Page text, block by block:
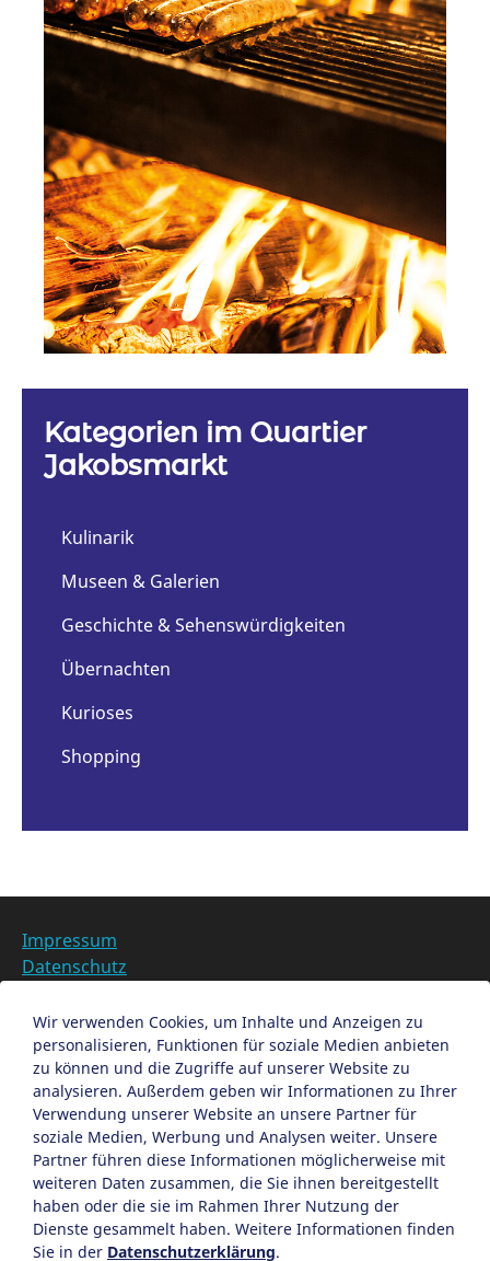
Kategorien im Quartier
Jakobsmarkt
Kulinarik
Museen & Galerien
Geschichte & Sehenswürdigkeiten
Übernachten
Kurioses
Shopping
Impressum
Datenschutz
Datenschutzeinstellungen anpassen
EN
Ein Projekt der Congress- und Tourismus-Zentrale
Nürnberg
Facebook
X Instagram
Wir verwenden Cookies, um Inhalte und Anzeigen zu
personalisieren, Funktionen für soziale Medien anbieten
zu können und die Zugriffe auf unserer Website zu
analysieren. Außerdem geben wir Informationen zu Ihrer
Verwendung unserer Website an unsere Partner für
soziale Medien, Werbung und Analysen weiter. Unsere
Partner führen diese Informationen möglicherweise mit
weiteren Daten zusammen, die Sie ihnen bereitgestellt
haben oder die sie im Rahmen Ihrer Nutzung der
Dienste gesammelt haben. Weitere Informationen finden
Sie in der Datenschutzerklärung.